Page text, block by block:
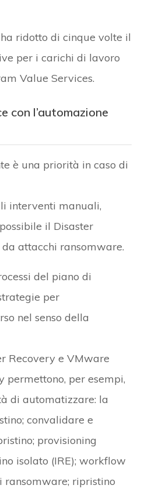
ridotto di cinque volte il
per i carichi di lavoro
Value Services.
con l’automazione
è una priorità in caso di
interventi manuali,
il Disaster
attacchi ransomware.
del piano di
per
nel senso della
Recovery e VMware
permettono, per esempi,
di automatizzare: la
convalidare e
provisioning
isolato (IRE); workflow
ripristino